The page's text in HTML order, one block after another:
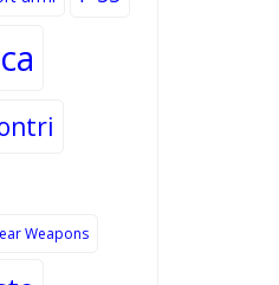
Weapons